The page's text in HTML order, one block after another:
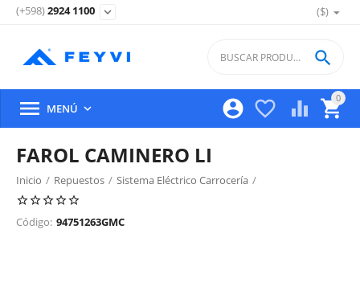
($)
(+598)2924 1100 expand_more
0

 


 MENÚ 
FAROL CAMINERO LI
Inicio / Repuestos / Sistema Eléctrico Carrocería /
Iluminacion Exterior Delantera
Código: 94751263GMC